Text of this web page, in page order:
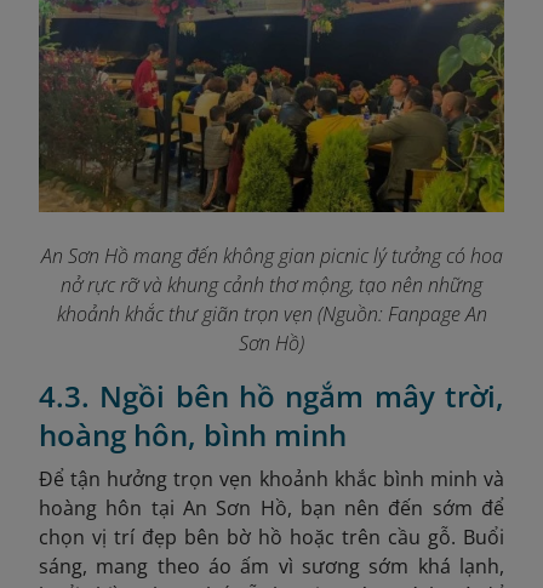
An Sơn Hồ mang đến không gian picnic lý tưởng có hoa
nở rực rỡ và khung cảnh thơ mộng, tạo nên những
khoảnh khắc thư giãn trọn vẹn (Nguồn: Fanpage An
Sơn Hồ)
4.3. Ngồi bên hồ ngắm mây trời,
hoàng hôn, bình minh
Để tận hưởng trọn vẹn khoảnh khắc bình minh và
hoàng hôn tại An Sơn Hồ, bạn nên đến sớm để
chọn vị trí đẹp bên bờ hồ hoặc trên cầu gỗ. Buổi
sáng, mang theo áo ấm vì sương sớm khá lạnh,